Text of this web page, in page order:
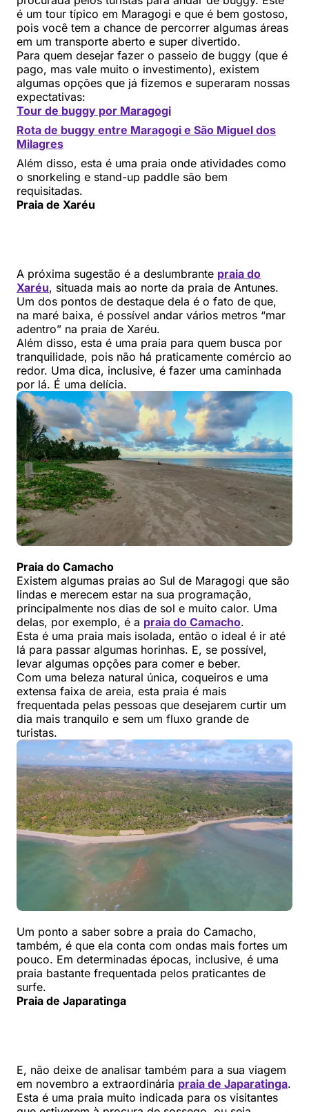
é um tour típico em Maragogi e que é bem gostoso,
pois você tem a chance de percorrer algumas áreas
em um transporte aberto e super divertido.
Para quem desejar fazer o passeio de buggy (que é
pago, mas vale muito o investimento), existem
algumas opções que já fizemos e superaram nossas
expectativas:
Tour de buggy por Maragogi
Rota de buggy entre Maragogi e São Miguel dos
Milagres
Além disso, esta é uma praia onde atividades como
o snorkeling e stand-up paddle são bem
requisitadas.
Praia de Xaréu
A próxima sugestão é a deslumbrante praia do
Xaréu, situada mais ao norte da praia de Antunes.
Um dos pontos de destaque dela é o fato de que,
na maré baixa, é possível andar vários metros “mar
adentro” na praia de Xaréu.
Além disso, esta é uma praia para quem busca por
tranquilidade, pois não há praticamente comércio ao
redor. Uma dica, inclusive, é fazer uma caminhada
por lá. É uma delícia.
Praia do Camacho
Existem algumas praias ao Sul de Maragogi que são
lindas e merecem estar na sua programação,
principalmente nos dias de sol e muito calor. Uma
delas, por exemplo, é a praia do Camacho.
Esta é uma praia mais isolada, então o ideal é ir até
lá para passar algumas horinhas. E, se possível,
levar algumas opções para comer e beber.
Com uma beleza natural única, coqueiros e uma
extensa faixa de areia, esta praia é mais
frequentada pelas pessoas que desejarem curtir um
dia mais tranquilo e sem um fluxo grande de
turistas.
Um ponto a saber sobre a praia do Camacho,
também, é que ela conta com ondas mais fortes um
pouco. Em determinadas épocas, inclusive, é uma
praia bastante frequentada pelos praticantes de
surfe.
Praia de Japaratinga
E, não deixe de analisar também para a sua viagem
em novembro a extraordinária praia de Japaratinga.
Esta é uma praia muito indicada para os visitantes